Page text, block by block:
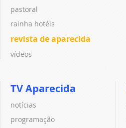
pastoral
rainha hotéis
revista de aparecida
vídeos
TV Aparecida
notícias
programação